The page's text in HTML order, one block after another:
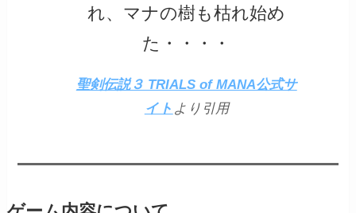
れ、マナの樹も枯れ始め
た・・・・
聖剣伝説３ TRIALS of MANA公式サ
イト より引用